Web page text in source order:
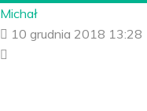
Michał
10 grudnia 2018 13:28